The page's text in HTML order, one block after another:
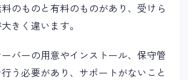
のものと有料のものがあり、受けら
きく違います。
バーの用意やインストール、保守管
う必要があり、サポートがないこと